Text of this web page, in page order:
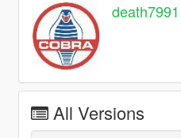
death7991
All Versions